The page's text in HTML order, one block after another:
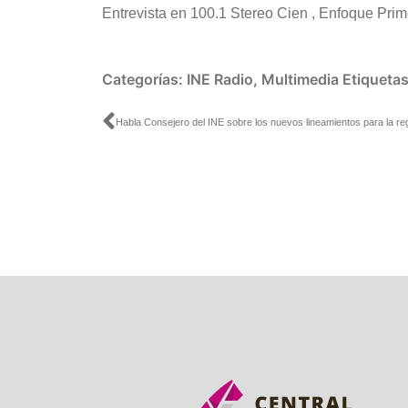
Entrevista en 100.1 Stereo Cien , Enfoque
Categorías: INE Radio, Multimedia
Ant